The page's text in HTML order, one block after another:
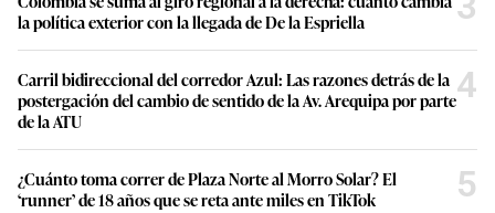
la política exterior con la llegada de De la Espriella
Carril bidireccional del corredor Azul: Las razones detrás de la
postergación del cambio de sentido de la Av. Arequipa por parte
de la ATU
4
¿Cuánto toma correr de Plaza Norte al Morro Solar? El
‘runner’ de 18 años que se reta ante miles en TikTok
5